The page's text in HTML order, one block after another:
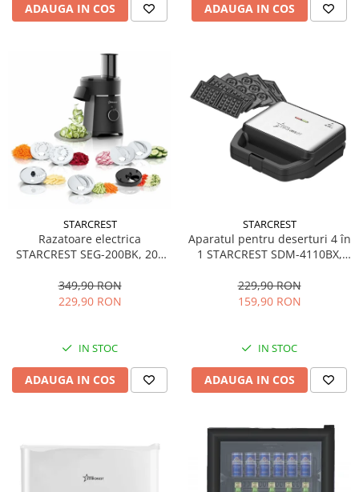
ADAUGA IN COS ADAUGA IN COS
STARCREST
Razatoare electrica
STARCREST SEG-200BK, 200
349,90 RON
229,90 RON
IN STOC
ADAUGA IN COS
STARCREST
Aparatul pentru deserturi 4 în
1 STARCREST SDM-4110BX,
invelis ceramic pentru vafe,
nuci, gogosi si smile
229,90 RON
159,90 RON
IN STOC
ADAUGA IN COS